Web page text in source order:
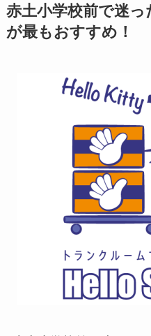
赤土小学校前で迷
が最もおすすめ！